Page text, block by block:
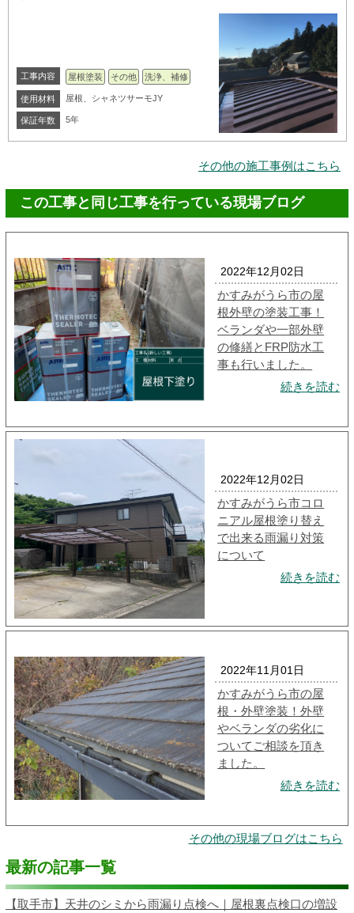
工事内容 屋根塗装 その他 洗浄、補修
使用材料 屋根、シャネツサーモJY
保証年数 5年
その他の施工事例はこちら
この工事と同じ工事を行っている現場ブログ
2022年12月02日
かすみがうら市の屋
根外壁の塗装工事！
ベランダや一部外壁
の修繕とFRP防水工
事も行いました。
続きを読む
2022年12月02日
かすみがうら市コロ
ニアル屋根塗り替え
で出来る雨漏り対策
について
続きを読む
2022年11月01日
かすみがうら市の屋
根・外壁塗装！外壁
やベランダの劣化に
ついてご相談を頂き
ました。
続きを読む
その他の現場ブログはこちら
最新の記事一覧
【取手市】天井のシミから雨漏り点検へ｜屋根裏点検口の増設